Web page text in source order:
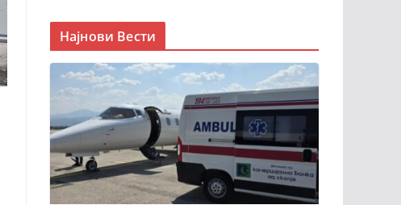
Најнови Вести